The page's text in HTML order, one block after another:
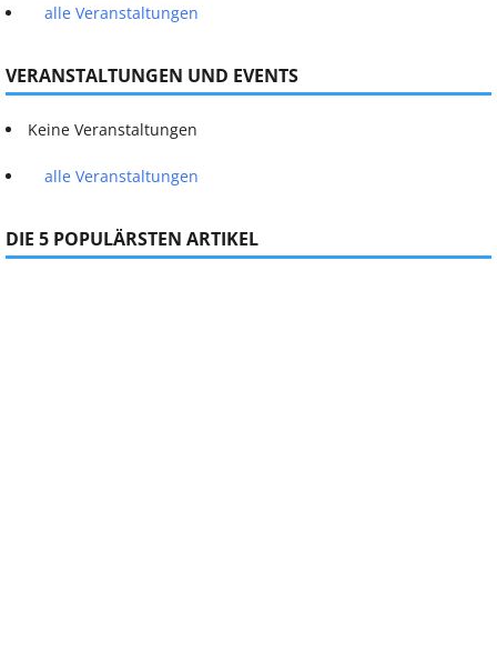
alle Veranstaltungen
VERANSTALTUNGEN UND EVENTS
Keine Veranstaltungen
alle Veranstaltungen
DIE 5 POPULÄRSTEN ARTIKEL